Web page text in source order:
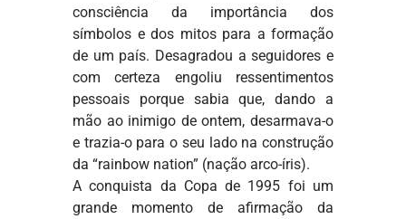
consciência da importância dos
símbolos e dos mitos para a formação
de um país. Desagradou a seguidores e
com certeza engoliu ressentimentos
pessoais porque sabia que, dando a
mão ao inimigo de ontem, desarmava-o
e trazia-o para o seu lado na construção
da “rainbow nation” (nação arco-íris).
A conquista da Copa de 1995 foi um
grande momento de afirmação da